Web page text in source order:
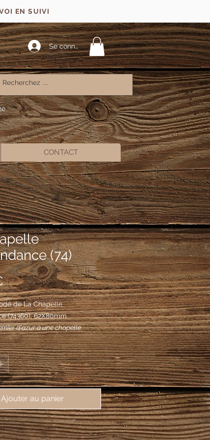
EN SUIVI
Se connecter
CONTACT
(74)
Prix
de La Chapelle
(74360), 62X80mm
d'azur à une chapelle
d'un rocher de trois
même, au second d'or à une
de gueules, emplie au
en pal, soutenue d'un mont de
de sinople mouvant de la
Ajouter au panier